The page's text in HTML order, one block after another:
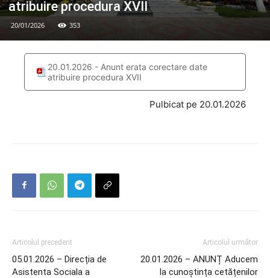
atribuire procedura XVII
20/01/2026 353
20.01.2026 - Anunt erata corectare date
atribuire procedura XVII
Pulbicat pe 20.01.2026
Articolul precedent
05.01.2026 – Direcția de
Asistenta Sociala a
Articolul următor
20.01.2026 – ANUNȚ Aducem
la cunoștința cetățenilor